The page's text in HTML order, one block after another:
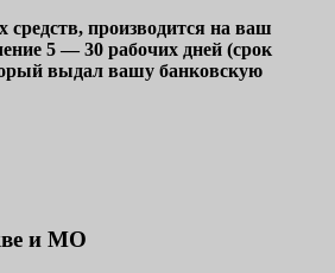
средств, производится на ваш
5 — 30 рабочих дней (срок
выдал вашу банковскую
и МО